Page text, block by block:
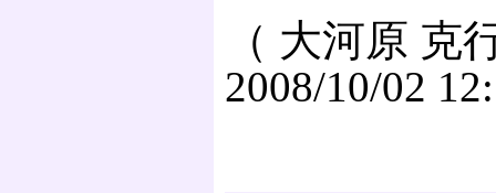
（ 大河原 克
2008/10/02